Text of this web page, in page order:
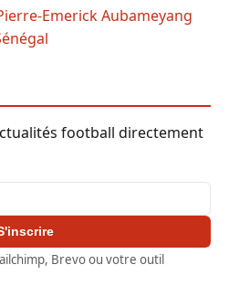
Emerick Aubameyang
football directement
Brevo ou votre outil